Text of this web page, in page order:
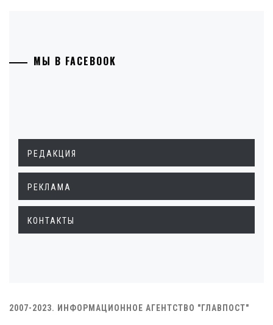
МЫ В FACEBOOK
РЕДАКЦИЯ
РЕКЛАМА
КОНТАКТЫ
2007-2023. ИНФОРМАЦИОННОЕ АГЕНТСТВО "ГЛАВПОСТ"